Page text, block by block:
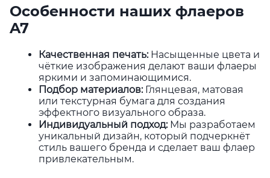
Особенности наших флаеров
A7
Качественная печать: Насыщенные цвета и
чёткие изображения делают ваши флаеры
яркими и запоминающимися.
Подбор материалов:Глянцевая, матовая
или текстурная бумага для создания
эффектного визуального образа.
Индивидуальный подход: Мы разработаем
уникальный дизайн, который подчеркнёт
стиль вашего бренда и сделает ваш флаер
привлекательным.